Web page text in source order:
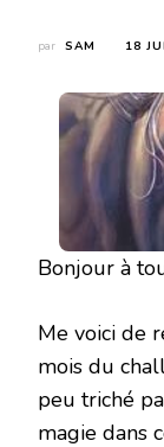
par SAM 18
Bonjour à
Me voici de
mois du
peu triché
magie dans